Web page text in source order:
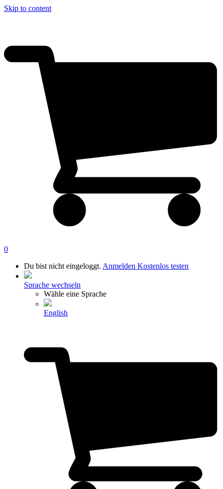
Skip to content
0
Du bist nicht eingeloggt. Anmelden Kostenlos testen
Sprache wechseln
Wähle eine Sprache
English